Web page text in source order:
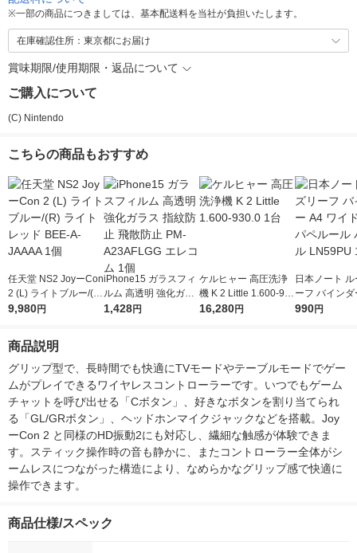
※一部の商品につきましては、基本配送料を当社が負担いたします。
在庫確認住所：東京都にお届け
賞味期限/使用期限・返品について
ご購入について
(C) Nintendo
こちらの商品もおすすめ
任天堂 NS2 JoyーCon
2 (L) ライトブルー/(R)
ライトレッド BEE-A-
9,980円
iPhone15 ガラスフィ
ルム 高透明 強化ガラ
ス 指紋防止 飛散防止
1,428円
ケルヒャー 高圧洗浄
機 K 2 Little 1.600-93
0.0 1台
16,280円
日本ノート
ーフ バイン
イド 30穴 パ
990円
商品説明
グリップ型で、長時間でも快適にTVモードやテーブルモードでゲー
ムがプレイできるワイヤレスコントローラーです。いつでもゲーム
チャットを呼び出せる「Cボタン」、好きなボタンを割り当てられ
る「GL/GRボタン」、ヘッドホンマイクジャックなどを搭載。Joy
ーCon 2 と同様のHD振動2にも対応し、繊細な触感が体験できま
す。スティック操作時の音も静かに、またコントローラー全体がシ
ームレスにつながった構造により、なめらかなグリップ感で快適に
操作できます。
商品仕様/スペック